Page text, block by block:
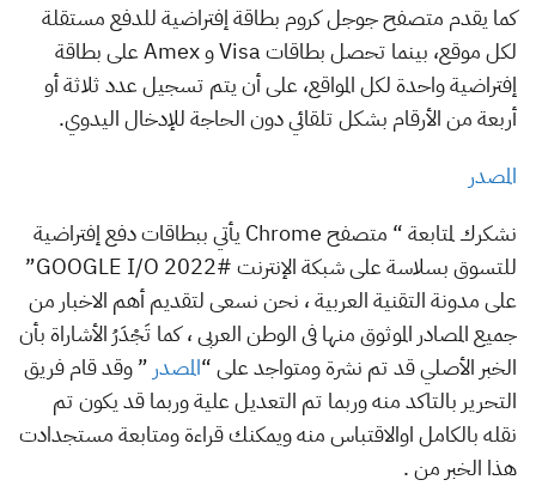
كما يقدم متصفح جوجل كروم بطاقة إفتراضية للدفع مستقلة
لكل موقع، بينما تحصل بطاقات Visa و Amex على بطاقة
إفتراضية واحدة لكل المواقع، على أن يتم تسجيل عدد ثلاثة أو
أربعة من الأرقام بشكل تلقائي دون الحاجة للإدخال اليدوي.
المصدر
نشكرك لمتابعة “ متصفح Chrome يأتي ببطاقات دفع إفتراضية
للتسوق بسلاسة على شبكة الإنترنت #GOOGLE I/O 2022”
على مدونة التقنية العربية ، نحن نسعى لتقديم أهم الاخبار من
جميع المصادر الموثوق منها فى الوطن العربى ، كما تَجْدَرُ الأشاراة بأن
الخبر الأصلي قد تم نشرة ومتواجد على “المصدر ” وقد قام فريق
التحرير بالتاكد منه وربما تم التعديل علية وربما قد يكون تم
نقله بالكامل اوالاقتباس منه ويمكنك قراءة ومتابعة مستجدادت
هذا الخبر من .